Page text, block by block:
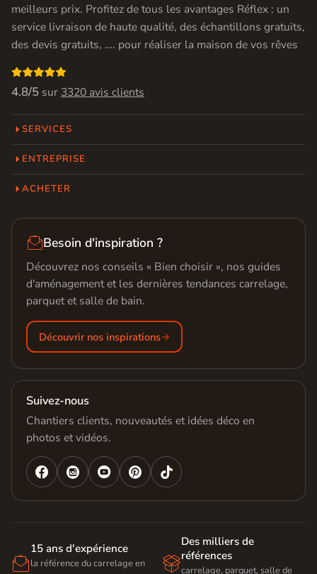
meilleurs prix. Profitez de tous les avantages Réflex : un
service livraison de haute qualité, des échantillons gratuits,
des devis gratuits, …. pour réaliser la maison de vos rêves

4.8/5 sur 3320 avis clients
SERVICES
ENTREPRISE
ACHETER
Besoin d'inspiration ?
Découvrez nos conseils « Bien choisir », nos guides
d'aménagement et les dernières tendances carrelage,
parquet et salle de bain.
Découvrir nos inspirations
Suivez-nous
Chantiers clients, nouveautés et idées déco en
photos et vidéos.
   

15 ans d'expérience
la référence du carrelage en

Des milliers de
références
carrelage, parquet, salle de